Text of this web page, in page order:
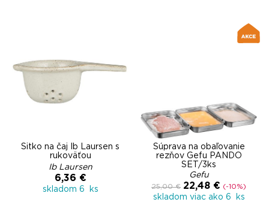
Sitko na čaj Ib Laursen s
rukoväťou
Ib Laursen
6,36 €
skladom 6 ks
Súprava na obaľovanie
rezňov Gefu PANDO
SET/3ks
Gefu
25,00 € 22,48 € (-10%)
skladom viac ako 6 ks